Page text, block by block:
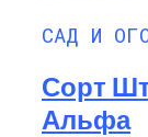
САД И
Сорт
Альфа